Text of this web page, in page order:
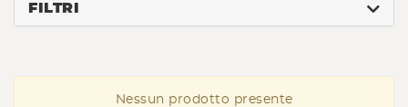
FILTRI
Nessun prodotto presente